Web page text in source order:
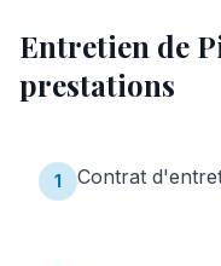
Devis
Entretien de
prestations
1 Contrat